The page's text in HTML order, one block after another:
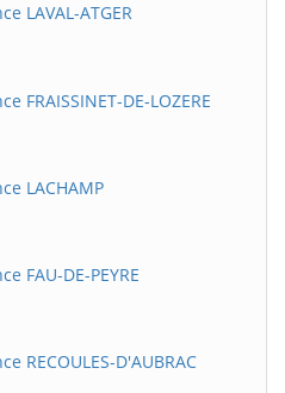
LAVAL-ATGER
FRAISSINET-DE-LOZERE
LACHAMP
FAU-DE-PEYRE
RECOULES-D'AUBRAC